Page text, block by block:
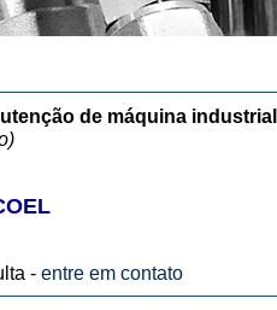
de máquina
- entre em contato